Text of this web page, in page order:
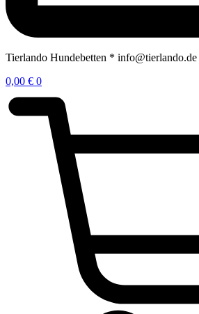
Tierlando Hundebetten * info@tierlando.de
0,00 € 0